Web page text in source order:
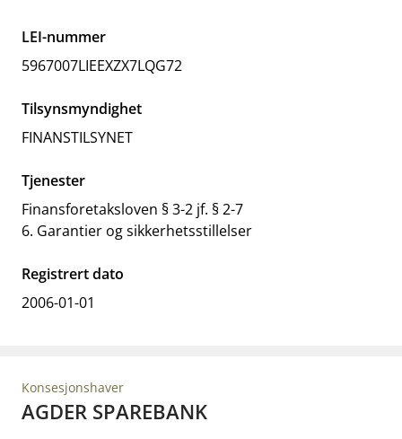
LEI-nummer
5967007LIEEXZX7LQG72
Tilsynsmyndighet
FINANSTILSYNET
Tjenester
Finansforetaksloven § 3-2 jf. § 2-7
6. Garantier og sikkerhetsstillelser
Registrert dato
2006-01-01
Konsesjonshaver
AGDER SPAREBANK